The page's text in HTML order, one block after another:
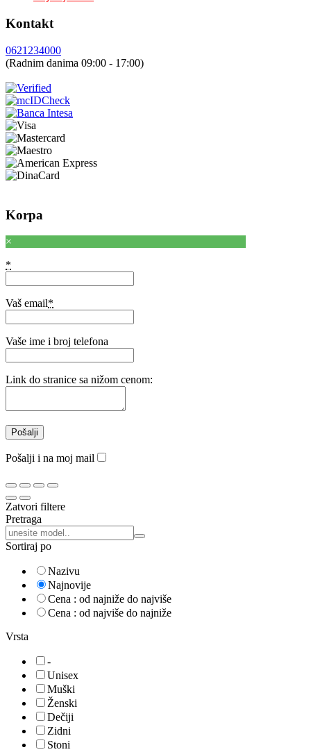
Kontakt
0621234000
(Radnim danima 09:00 - 17:00)
Korpa
×
*
Vaš email*
Vaše ime i broj telefona
Link do stranice sa nižom cenom:
Pošalji i na moj mail
Zatvori filtere
Pretraga
Pretraga:
Sortiraj po
Nazivu
Najnovije
Cena : od najniže do najviše
Cena : od najviše do najniže
Vrsta
-
Unisex
Muški
Ženski
Dečiji
Zidni
Stoni